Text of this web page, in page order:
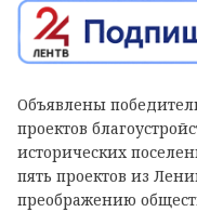
Объявлены
проектов
исторических
пять проектов из
преображению